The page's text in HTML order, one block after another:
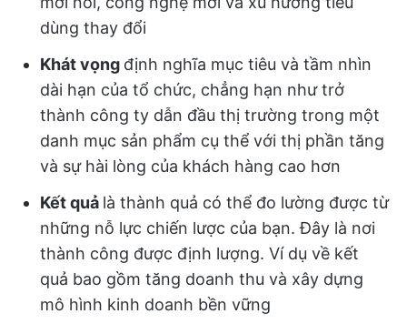
dùng thay đổi
Khát vọng định nghĩa mục tiêu và tầm nhìn
dài hạn của tổ chức, chẳng hạn như trở
thành công ty dẫn đầu thị trường trong một
danh mục sản phẩm cụ thể với thị phần tăng
và sự hài lòng của khách hàng cao hơn
Kết quả là thành quả có thể đo lường được từ
những nỗ lực chiến lược của bạn. Đây là nơi
thành công được định lượng. Ví dụ về kết
quả bao gồm tăng doanh thu và xây dựng
mô hình kinh doanh bền vững